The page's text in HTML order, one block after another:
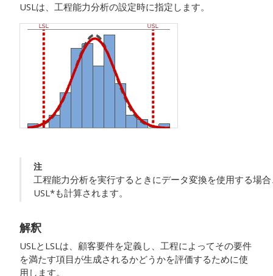
USLは、工程能力分析の設定時に指定します。
注
工程能力分析を実行するときにデータ変換を使用する場
USL*も計算されます。
解釈
USLとLSLは、顧客要件を定義し、工程によってその要件
を満たす項目が生成されるかどうかを評価するために使
用します。